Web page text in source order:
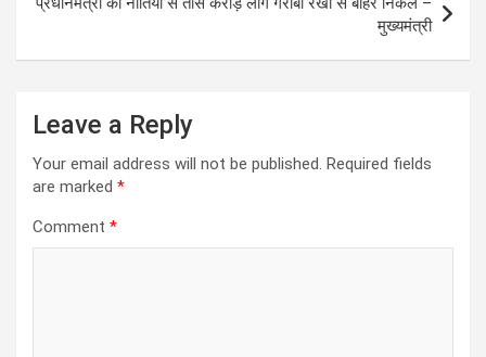
मुख्यमंत्री
Leave a Reply
Your email address will not be published. Required fields
are marked *
Comment *